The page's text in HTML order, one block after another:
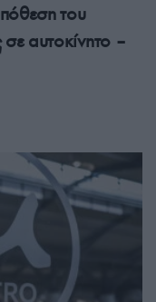
του
αυτοκίνητο –